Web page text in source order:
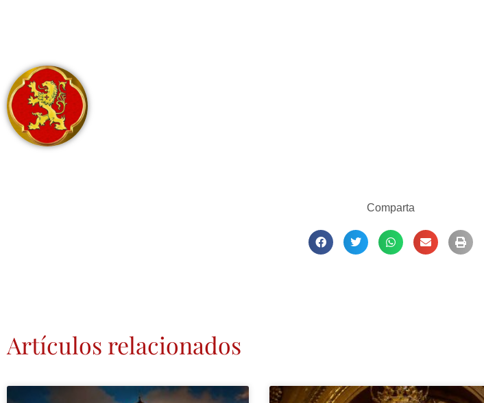
Comparta
Artículos relacionados